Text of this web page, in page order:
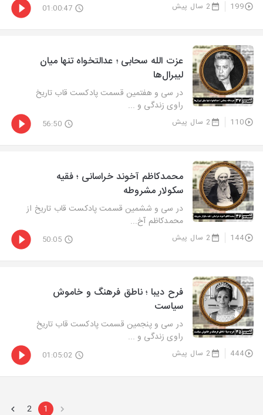
199 2 سال پیش 01:00:47
عزت الله سحابی ؛ عدالتخواه تنها میان
لیبرال‌ها
در سی و هفتمین قسمت پادکست قاب تاریخ
راوی زندگی و ...
110 2 سال پیش 56:50
محمدکاظم آخوند خراسانی ؛ فقیه
سکولار مشروطه
در سی و ششمین قسمت پادکست قاب تاریخ از
محمدکاظم آخ...
144 2 سال پیش 50:05
فرح دیبا ؛ ناطق فرهنگ و خاموش
سیاست
در سی و پنجمین قسمت پادکست قاب تاریخ
راوی زندگی و ...
444 2 سال پیش 01:05:02
1
2